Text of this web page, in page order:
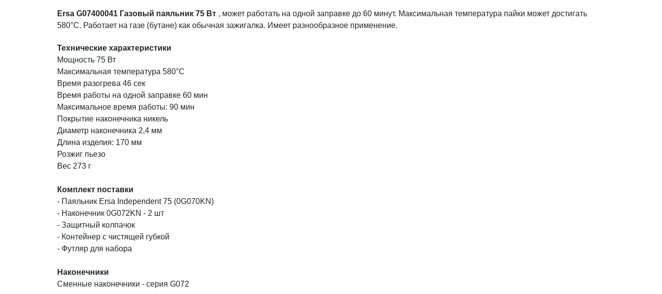
Ersa G07400041 Газовый паяльник 75 Вт , может работать на одной заправке до 60 минут. Максимальная температура пайки может достигать
580°С. Работает на газе (бутане) как обычная зажигалка. Имеет разнообразное применение.
Технические характеристики
Мощность 75 Вт
Максимальная температура 580°C
Время разогрева 46 сек
Время работы на одной заправке 60 мин
Максимальное время работы: 90 мин
Покрытие наконечника никель
Диаметр наконечника 2,4 мм
Длина изделия: 170 мм
Розжиг пьезо
Вес 273 г
Комплект поставки
- Паяльник Ersa Independent 75 (0G070KN)
- Наконечник 0G072KN - 2 шт
- Защитный колпачок
- Контейнер с чистящей губкой
- Футляр для набора
Наконечники
Сменные наконечники - серия G072